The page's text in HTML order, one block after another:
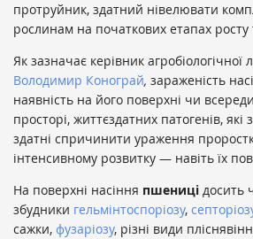
протруйник, здатний нівелювати
рослинам на початкових етапах росту
Як зазначає керівник агробіологічної
Володимир Конограй, зараженість
наявність на його поверхні чи
просторі, життєздатних патогенів,
здатні спричинити ураження
інтенсивному розвитку — навіть їх
На поверхні насіння пшениці досить
збудники гельмінтоспоріозу,
сажки, фузаріозу, різні види